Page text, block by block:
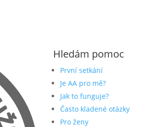
Hledám pomoc
První setkání
Je AA pro mě?
Jak to funguje?
Často kladené otázky
Pro ženy